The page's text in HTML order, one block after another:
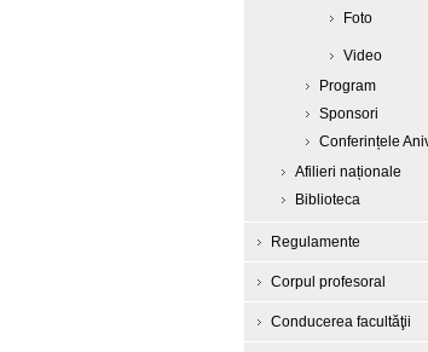
Foto
Video
Program
Sponsori
Conferințele
Afilieri naționale
Biblioteca
Regulamente
Corpul profesoral
Conducerea facultăţii